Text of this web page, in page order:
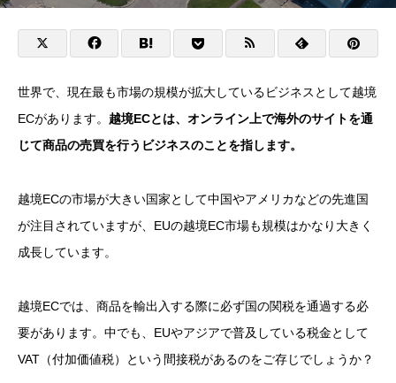
世界で、現在最も市場の規模が拡大しているビジネスとして越境
ECがあります。 越境ECとは、オンライン上で海外のサイトを通
じて商品の売買を行うビジネスのことを指します。
越境ECの市場が大きい国家として中国やアメリカなどの先進国
が注目されていますが、EUの越境EC市場も規模はかなり大きく
成長しています。
越境ECでは、商品を輸出入する際に必ず国の関税を通過する必
要があります。中でも、EUやアジアで普及している税金として
VAT（付加価値税）という間接税があるのをご存じでしょうか？